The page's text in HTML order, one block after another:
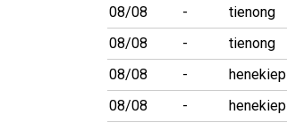
08/08
- tienong
08/08
- tienong
08/08
-
08/08
-